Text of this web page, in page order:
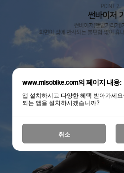
www.misobike.com의 페이지 내용:
앱 설치하시고 다양한 혜택 받아가세
되는 앱을 설치하시겠습니까?
취소